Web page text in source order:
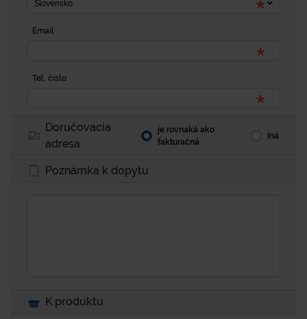
Slovensko
Email
Tel. číslo
Doručovacia
adresa
je rovnaká ako
fakturačná
Iná
Poznámka k dopytu
K produktu